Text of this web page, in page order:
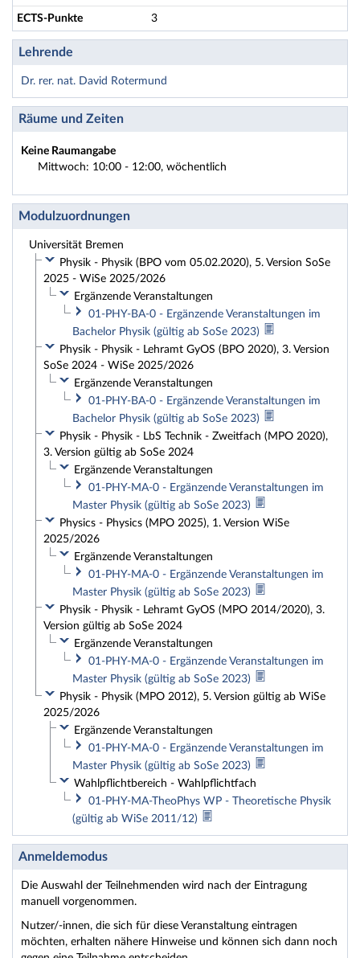
ECTS-Punkte 3
Lehrende
Dr. rer. nat. David Rotermund
Räume und Zeiten
Keine Raumangabe
Mittwoch: 10:00 - 12:00, wöchentlich
Modulzuordnungen
Universität Bremen
Physik - Physik (BPO vom 05.02.2020), 5. Version SoSe
2025 - WiSe 2025/2026
Ergänzende Veranstaltungen
01-PHY-BA-0 - Ergänzende Veranstaltungen im
Bachelor Physik (gültig ab SoSe 2023)
Physik - Physik - Lehramt GyOS (BPO 2020), 3. Version
SoSe 2024 - WiSe 2025/2026
Ergänzende Veranstaltungen
01-PHY-BA-0 - Ergänzende Veranstaltungen im
Bachelor Physik (gültig ab SoSe 2023)
Physik - Physik - LbS Technik - Zweitfach (MPO 2020),
3. Version gültig ab SoSe 2024
Ergänzende Veranstaltungen
01-PHY-MA-0 - Ergänzende Veranstaltungen im
Master Physik (gültig ab SoSe 2023)
Physics - Physics (MPO 2025), 1. Version WiSe
2025/2026
Ergänzende Veranstaltungen
01-PHY-MA-0 - Ergänzende Veranstaltungen im
Master Physik (gültig ab SoSe 2023)
Physik - Physik - Lehramt GyOS (MPO 2014/2020), 3.
Version gültig ab SoSe 2024
Ergänzende Veranstaltungen
01-PHY-MA-0 - Ergänzende Veranstaltungen im
Master Physik (gültig ab SoSe 2023)
Physik - Physik (MPO 2012), 5. Version gültig ab WiSe
2025/2026
Ergänzende Veranstaltungen
01-PHY-MA-0 - Ergänzende Veranstaltungen im
Master Physik (gültig ab SoSe 2023)
Wahlpflichtbereich - Wahlpflichtfach
01-PHY-MA-TheoPhys WP - Theoretische Physik
(gültig ab WiSe 2011/12)
Anmeldemodus
Die Auswahl der Teilnehmenden wird nach der Eintragung
manuell vorgenommen.
Nutzer/-innen, die sich für diese Veranstaltung eintragen
möchten, erhalten nähere Hinweise und können sich dann noch